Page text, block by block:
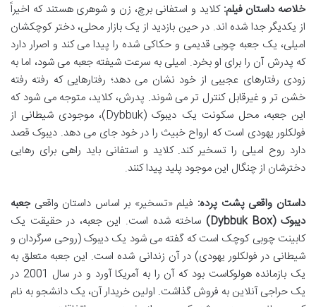
خلاصه داستان فیلم: کلايد و استفانی برچ، زن و شوهری هستند که اخیراً
از یکدیگر جدا شده اند. در حین بازدید از یک بازار محلی، دختر کوچکشان
امیلی، یک جعبه چوبی قدیمی و حکاکی شده را پیدا می کند و اصرار دارد
که پدرش آن را برای او بخرد. امیلی به سرعت شیفته جعبه می شود، اما به
زودی رفتارهای عجیبی از خود نشان می دهد؛ رفتارهایی که رفته رفته
خشن تر و غیرقابل کنترل تر می شوند. پدرش، کلاید، متوجه می شود که
این جعبه، محل سکونت یک دیبوک (Dybbuk)، موجودی شیطانی از
فولکلور یهودی است که ارواح خبیث را در خود جای می دهد. دیبوک قصد
دارد روح امیلی را تسخیر کند. کلاید و استفانی باید راهی برای رهایی
دخترشان از چنگال این موجود پلید پیدا کنند.
داستان واقعی پشت پرده: فیلم «تسخیر» بر اساس داستان واقعیجعبه
دیبوک (Dybbuk Box)
ساخته شده است. این جعبه، در حقیقت یک
کابینت چوبی کوچک است که گفته می شود یک دیبوک (روحی سرگردان و
شیطانی در فولکلور یهودی) در آن زندانی شده است. این جعبه متعلق به
یک بازمانده هولوکاست بود که آن را به آمریکا آورد و در سال 2001 در
یک حراجی آنلاین به فروش گذاشت. اولین خریدار آن، یک دانشجو به نام